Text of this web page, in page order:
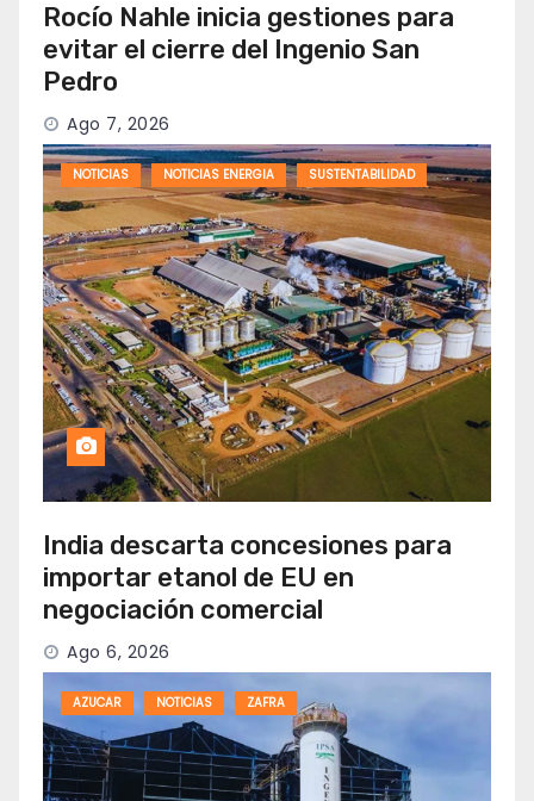
Rocío Nahle inicia gestiones para
evitar el cierre del Ingenio San
Pedro
Ago 7, 2026
NOTICIAS NOTICIAS ENERGIA SUSTENTABILIDAD
India descarta concesiones para
importar etanol de EU en
negociación comercial
Ago 6, 2026
AZUCAR NOTICIAS ZAFRA